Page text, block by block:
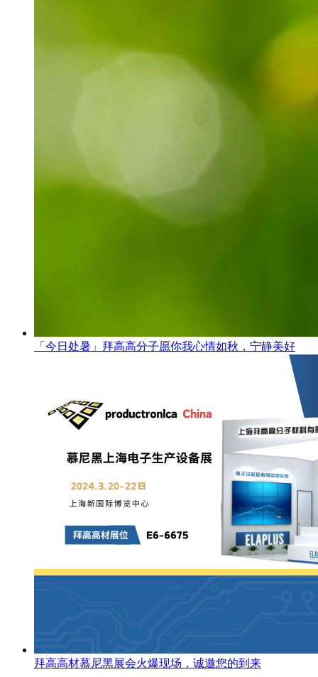
「今日处暑」拜高高分子愿你我心情如秋，宁静美好
拜高高材慕尼黑展会火爆现场，诚邀您的到来